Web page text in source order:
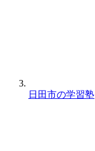
日田市の学習塾